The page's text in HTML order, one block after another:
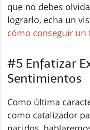
que no debes
lograrlo, echa un
cómo conseguir
#5 Enfatizar
Sentimientos
Como última
como catalizador